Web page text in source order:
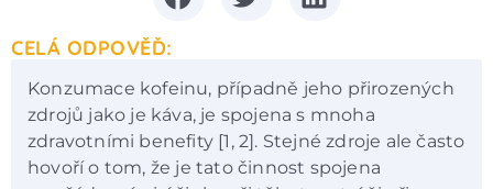
CELÁ ODPOVĚĎ:
Konzumace kofeinu, případně jeho přirozených
zdrojů jako je káva, je spojena s mnoha
zdravotními benefity [1, 2]. Stejné zdroje ale často
hovoří o tom, že je tato činnost spojena